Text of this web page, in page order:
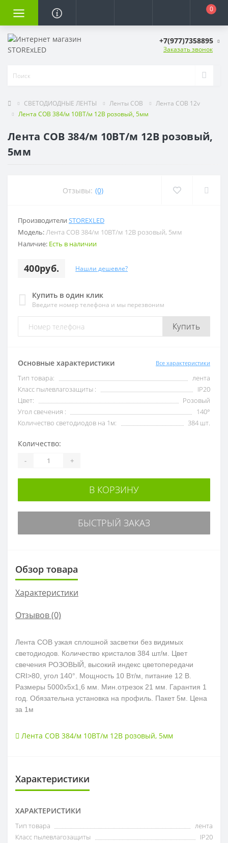
0
+7(977)7358895
Заказать звонок
СВЕТОДИОДНЫЕ ЛЕНТЫ Ленты COB
Лента COB 12v
Лента COB 384/м 10ВТ/м 12В розовый, 5мм
Лента COB 384/м 10ВТ/м 12В розовый,
5мм
Отзывы: (0)
Производители STOREXLED
Модель:Лента COB 384/м 10ВТ/м 12В розовый, 5мм
Наличие: Есть в наличии
400руб. Нашли дешевле?
Купить в один клик
Введите номер телефона и мы перезвоним
Купить
Основные характеристики Все характеристики
Тип товара:
лента
Класс пылевлагозащиты :
IP20
Цвет:
Розовый
Угол свечения :
140°
Количество светодиодов на 1м:
384 шт.
Количество:
- +
В КОРЗИНУ
БЫСТРЫЙ ЗАКАЗ
Обзор товара
Характеристики
Отзывов (0)
Лента COB узкая сплошной засветки без видимых
светодиодов. Количество кристалов 384 шт/м. Цвет
свечения РОЗОВЫЙ, высокий индекс цветопередачи
CRI>80, угол 140°. Мощность 10 Вт/м, питание 12 В.
Размеры 5000х5х1,6 мм. Мин.отрезок 21 мм. Гарантия 1
год. Обязательна установка на профиль. Пакет 5м. Цена
за 1м
Лента COB 384/м 10ВТ/м 12В розовый, 5мм
Характеристики
ХАРАКТЕРИСТИКИ
Тип товара
лента
Класс пылевлагозащиты
IP20